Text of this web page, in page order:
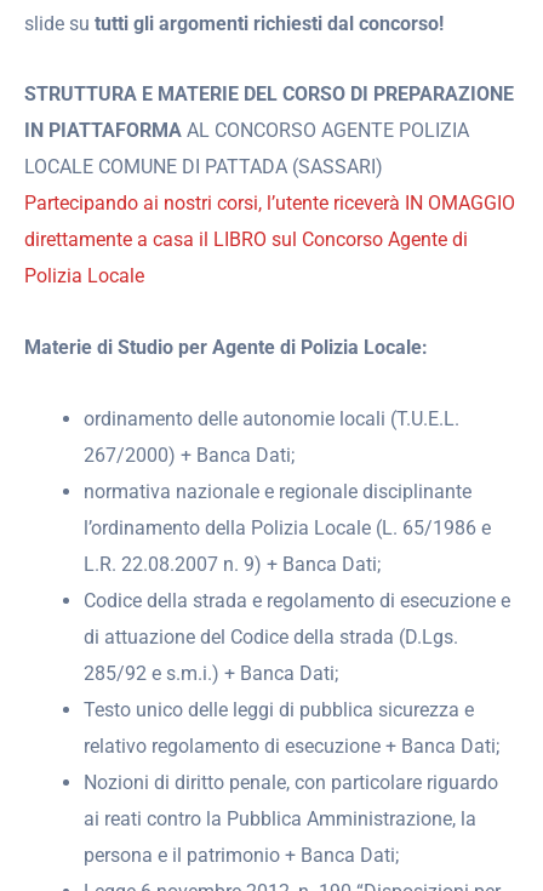
slide su tutti gli argomenti richiesti dal concorso!
STRUTTURA E MATERIE DEL CORSO DI PREPARAZIONE
IN PIATTAFORMA AL CONCORSO AGENTE POLIZIA
LOCALE COMUNE DI PATTADA (SASSARI)
Partecipando ai nostri corsi, l’utente riceverà IN OMAGGIO
direttamente a casa il LIBRO sul Concorso Agente di
Polizia Locale
Materie di Studio per Agente di Polizia Locale:
ordinamento delle autonomie locali (T.U.E.L.
267/2000) + Banca Dati;
normativa nazionale e regionale disciplinante
l’ordinamento della Polizia Locale (L. 65/1986 e
L.R. 22.08.2007 n. 9) + Banca Dati;
Codice della strada e regolamento di esecuzione e
di attuazione del Codice della strada (D.Lgs.
285/92 e s.m.i.) + Banca Dati;
Testo unico delle leggi di pubblica sicurezza e
relativo regolamento di esecuzione + Banca Dati;
Nozioni di diritto penale, con particolare riguardo
ai reati contro la Pubblica Amministrazione, la
persona e il patrimonio + Banca Dati;